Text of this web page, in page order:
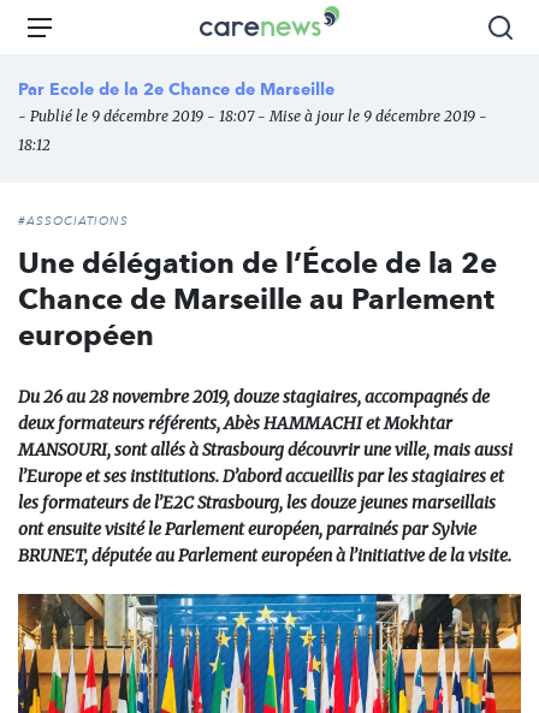
Aller
principal
Carenews,
média
des
Menu
Par Ecole de la 2e Chance de Marseille
- Publié le 9 décembre 2019 - 18:07 - Mise à jour le 9 décembre 2019 -
18:12
#ASSOCIATIONS
Une délégation de l’École de la 2e
Chance de Marseille au Parlement
européen
Du 26 au 28 novembre 2019, douze stagiaires, accompagnés de
deux formateurs référents, Abès HAMMACHI et Mokhtar
MANSOURI, sont allés à Strasbourg découvrir une ville, mais aussi
l’Europe et ses institutions. D’abord accueillis par les stagiaires et
les formateurs de l’E2C Strasbourg, les douze jeunes marseillais
ont ensuite visité le Parlement européen, parrainés par Sylvie
BRUNET, députée au Parlement européen à l’initiative de la visite.